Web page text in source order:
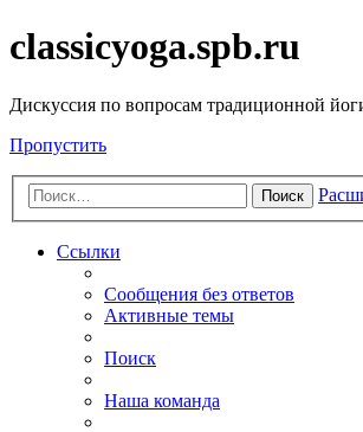
classicyoga.spb.ru
Дискуссия по вопросам традиционной
Пропустить
Поиск
Ссылки
Сообщения без ответов
Активные темы
Поиск
Наша команда